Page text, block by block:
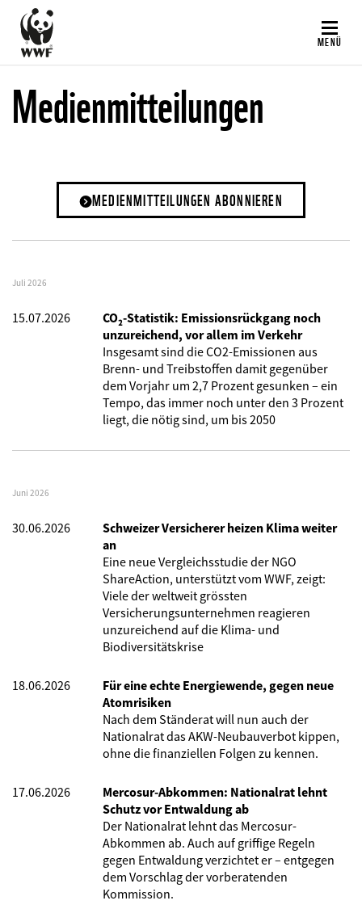
Direkt
zum
Inhalt
MENÜ
Medienmitteilungen
MEDIENMITTEILUNGEN ABONNIEREN
Juli 2026
15.07.2026
CO₂-Statistik: Emissionsrückgang noch
unzureichend, vor allem im Verkehr
Insgesamt sind die CO2-Emissionen aus
Brenn- und Treibstoffen damit gegenüber
dem Vorjahr um 2,7 Prozent gesunken – ein
Tempo, das immer noch unter den 3 Prozent
liegt, die nötig sind, um bis 2050
Juni 2026
30.06.2026
Schweizer Versicherer heizen Klima weiter
an
Eine neue Vergleichsstudie der NGO
ShareAction, unterstützt vom WWF, zeigt:
Viele der weltweit grössten
Versicherungsunternehmen reagieren
unzureichend auf die Klima- und
Biodiversitätskrise
18.06.2026
Für eine echte Energiewende, gegen neue
Atomrisiken
Nach dem Ständerat will nun auch der
Nationalrat das AKW-Neubauverbot kippen,
ohne die finanziellen Folgen zu kennen.
17.06.2026
Mercosur-Abkommen: Nationalrat lehnt
Schutz vor Entwaldung ab
Der Nationalrat lehnt das Mercosur-
Abkommen ab. Auch auf griffige Regeln
gegen Entwaldung verzichtet er – entgegen
dem Vorschlag der vorberatenden
Kommission.